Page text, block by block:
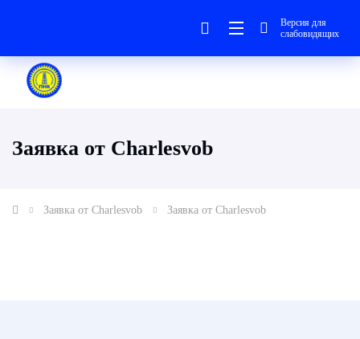
Версия для
слабовидящих
Заявка от Charlesvob
Заявка от Charlesvob Заявка от Charlesvob